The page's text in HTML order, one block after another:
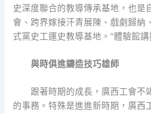
史深度聯合的教導傳承基地，也是
會、跨界嫁接汗青展陳、戲劇歸納
式黨史工運史教導基地。”體驗館
與時俱進鑄造技巧雄師
跟著時期的成長，廣西工會不
的事務。特殊是進進新時期，廣西